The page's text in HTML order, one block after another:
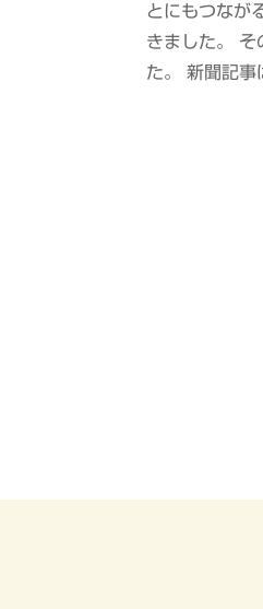
とにもつなが
きました。 そ
た。 新聞記事